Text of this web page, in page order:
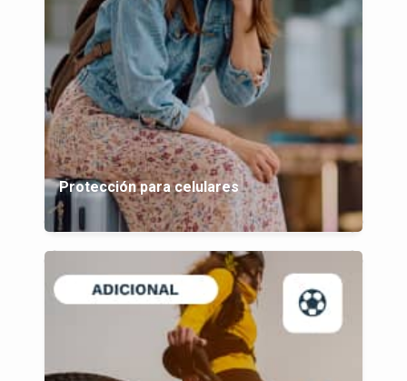
Protección para celulares